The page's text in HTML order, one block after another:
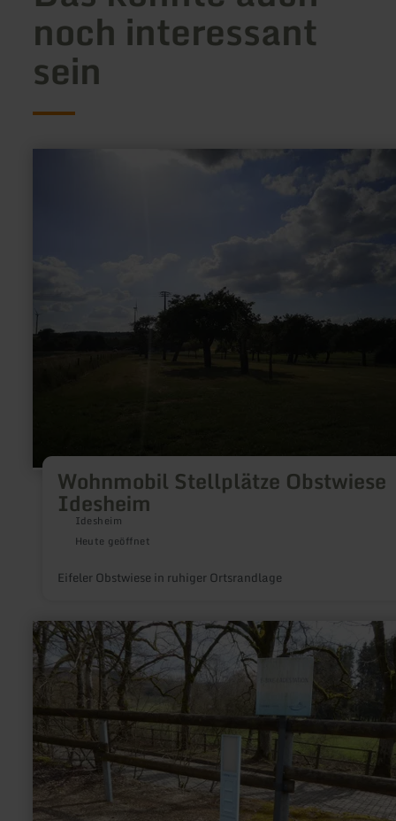
noch interessant
sein
Wohnmobil Stellplätze Obstwiese
Idesheim
Idesheim
Heute geöffnet
Eifeler Obstwiese in ruhiger Ortsrandlage
mehr
erfahren
zu:
E-
Bike-
Ladestation
in